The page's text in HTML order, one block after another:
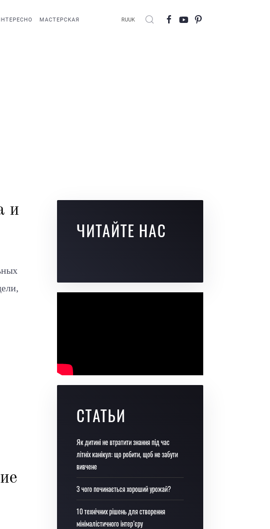
МАСТЕРСКАЯ RUUK
и
ЧИТАЙТЕ НАС
СТАТЬИ
Як дитині не втратити знання під час
літніх канікул: що робити, щоб не забути
вивчене
З чого починається хороший урожай?
10 технічних рішень для створення
мінімалістичного інтер’єру